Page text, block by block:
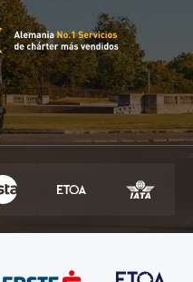
Show dropdown